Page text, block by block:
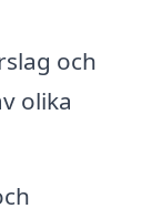
och
olika